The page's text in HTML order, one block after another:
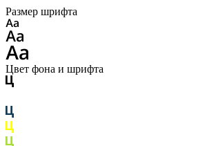
Размер шрифта
Цвет фона и шрифта